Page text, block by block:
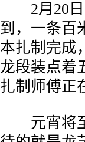
2月20日
到，一条百
本扎制完成
龙段装点着
扎制师傅正
元宵将至